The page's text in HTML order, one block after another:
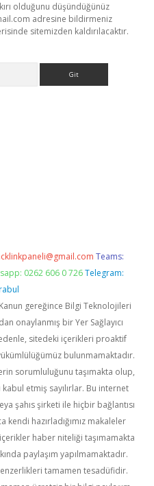
olduğunu düşündüğünüz
adresine bildirmeniz
sitemizden kaldırılacaktır.
Teams:
0262 606 0 726 Telegram:
Kanun gereğince Bilgi Teknolojileri
onaylanmış bir Yer Sağlayıcı
sitedeki içerikleri proaktif
bulunmamaktadır.
sorumluluğunu taşımakta olup,
etmiş sayılırlar. Bu internet
şahıs şirketi ile hiçbir bağlantısı
kendi hazırladığımız makaleler
haber niteliği taşımamakta
paylaşım yapılmamaktadır.
tamamen tesadüfidir.